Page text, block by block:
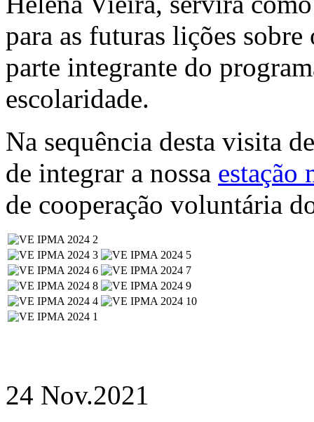
para as futuras lições
parte integrante do
escolaridade.
Na sequência desta visita
de integrar a nossa estação
de cooperação voluntária
24 Nov.2021